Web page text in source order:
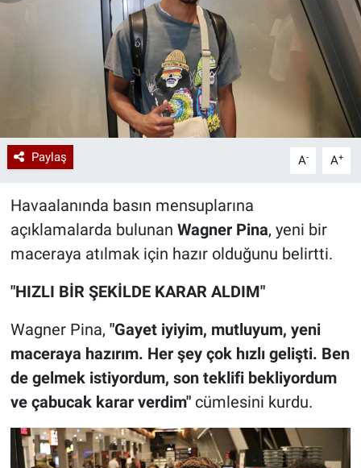
Paylaş A- A+
Havaalanında basın mensuplarına
açıklamalarda bulunan Wagner Pina, yeni bir
maceraya atılmak için hazır olduğunu belirtti.
"HIZLI BİR ŞEKİLDE KARAR ALDIM"
Wagner Pina, "Gayet iyiyim, mutluyum, yeni
maceraya hazırım. Her şey çok hızlı gelişti. Ben
de gelmek istiyordum, son teklifi bekliyordum
ve çabucak karar verdim"cümlesini kurdu.
Erişim Bilgileri
Ramazan